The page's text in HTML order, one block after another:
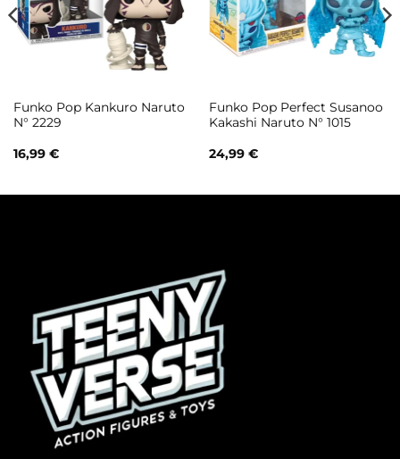
Funko Pop Kankuro Naruto
N° 2229
16,99 €
Funko Pop Perfect Susanoo
Kakashi Naruto N° 1015
24,99 €